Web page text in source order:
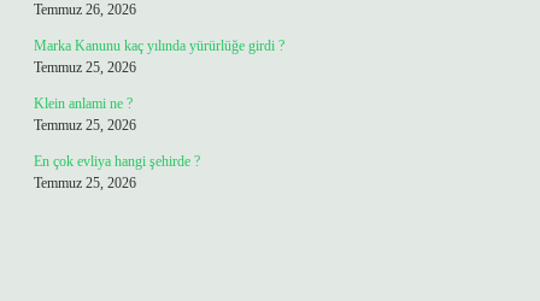
Temmuz 26, 2026
Marka Kanunu kaç yılında yürürlüğe girdi ?
Temmuz 25, 2026
Klein anlami ne ?
Temmuz 25, 2026
En çok evliya hangi şehirde ?
Temmuz 25, 2026